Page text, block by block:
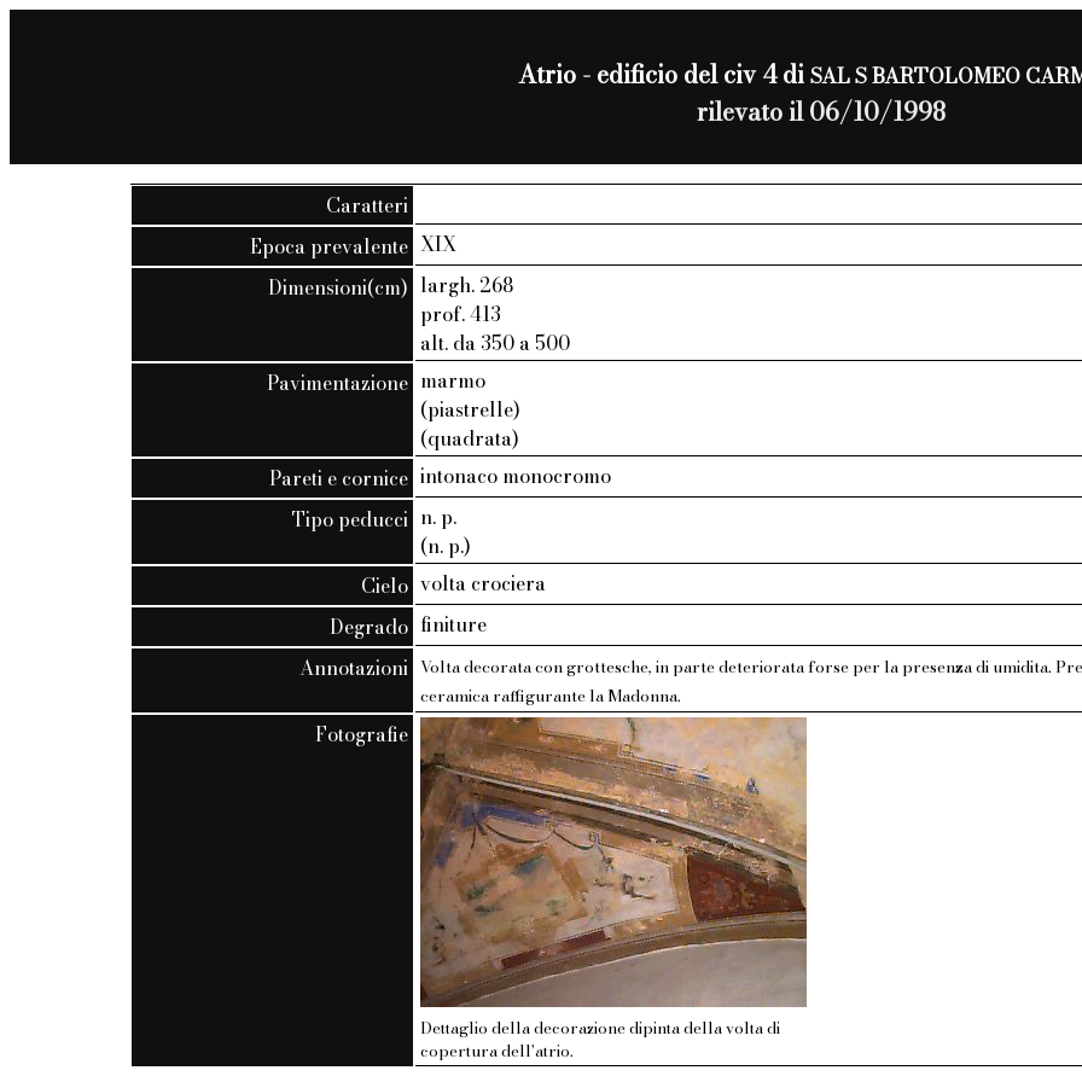
Atrio - edificio del civ 4 diSAL S BARTOLOMEO
rilevato il 06/10/1998
Caratteri
Epoca prevalente XIX
Dimensioni(cm) largh. 268
prof. 413
alt. da 350 a 500
Pavimentazione marmo
(piastrelle)
(quadrata)
Pareti e cornice intonaco monocromo
Tipo peducci n. p.
(n. p.)
Cielo volta crociera
Degrado finiture
Annotazioni Volta decorata con grottesche, in parte deteriorata forse per la presenza di umidita.
ceramica raffigurante la Madonna.
Fotografie
Dettaglio della decorazione dipinta della volta di
copertura dell'atrio.